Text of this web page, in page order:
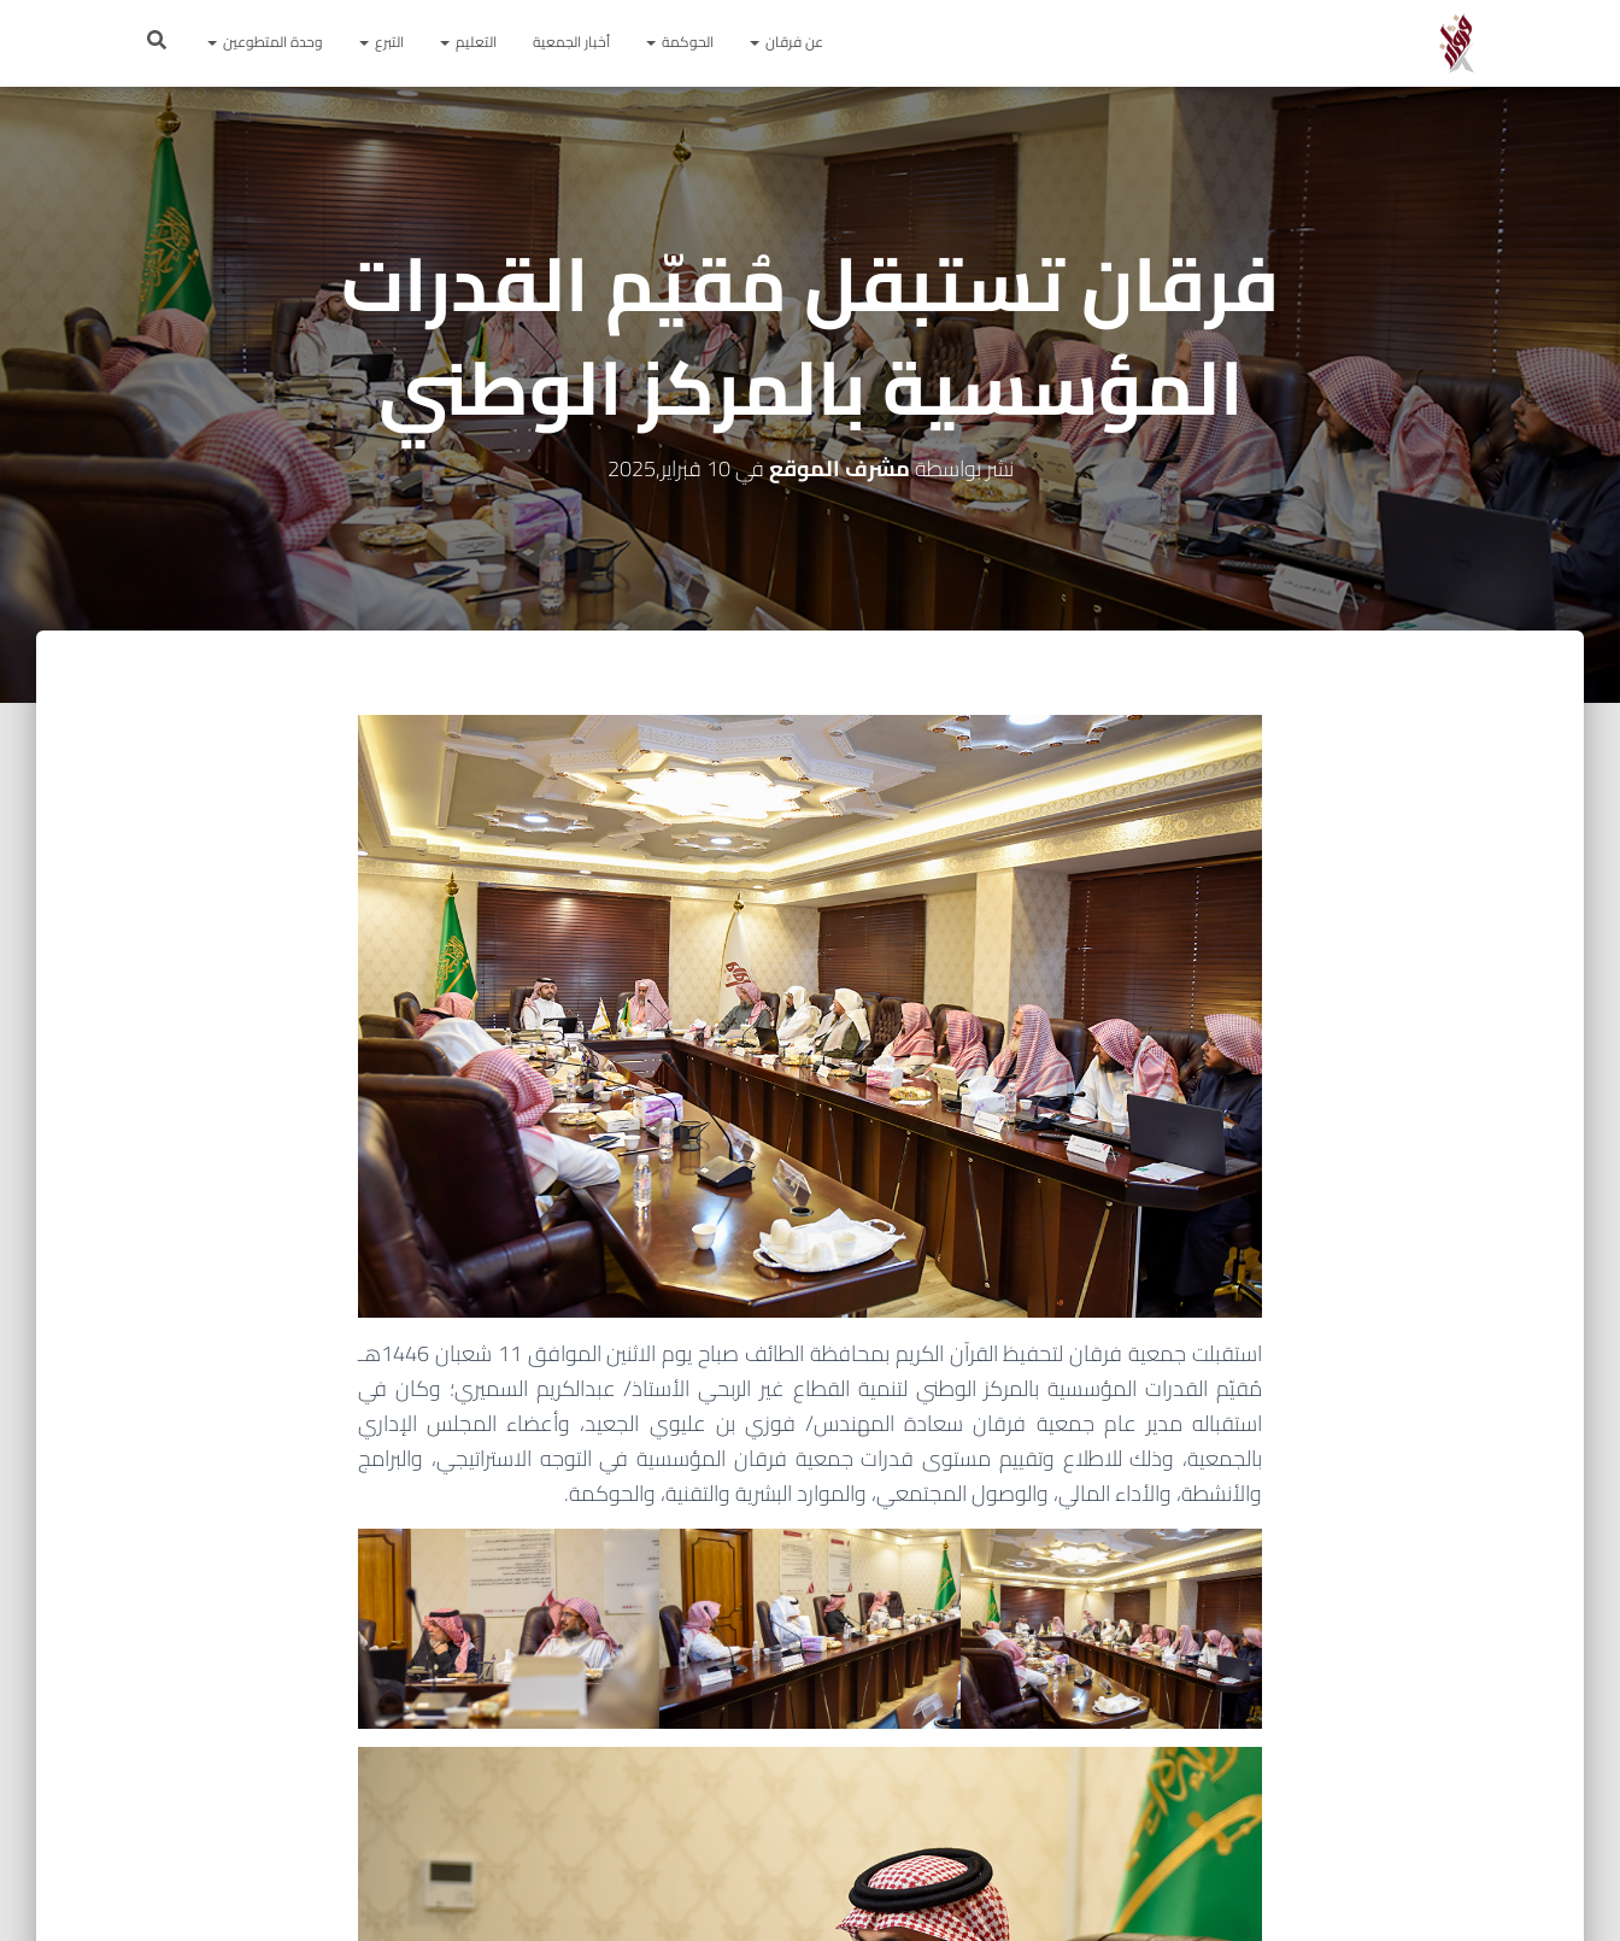
عن فرقان الحوكمة أخبار الجمعية التعليم التبرع وحدة المتطوعين
فرقان تستبقل مُقيّم القدرات
المؤسسية بالمركز الوطني
نشر بواسطةمشرف الموقعفي10 فبراير,2025
استقبلت جمعية فرقان لتحفيظ القرآن الكريم بمحافظة الطائف صباح يوم الاثنين الموافق 11 شعبان 1446هـ
مُقيّم القدرات المؤسسية بالمركز الوطني لتنمية القطاع غير الربحي الأستاذ/ عبدالكريم السميري؛ وكان في
استقباله مدير عام جمعية فرقان سعادة المهندس/ فوزي بن عليوي الجعيد، وأعضاء المجلس الإداري
بالجمعية، وذلك للاطلاع وتقييم مستوى قدرات جمعية فرقان المؤسسية في التوجه الاستراتيجي، والبرامج
والأنشطة، والأداء المالي، والوصول المجتمعي، والموارد البشرية والتقنية، والحوكمة.